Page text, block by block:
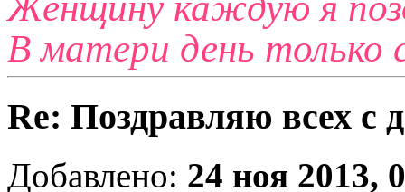
В матери день только
Re: Поздравляю всех с
Добавлено: 24 ноя 2013,